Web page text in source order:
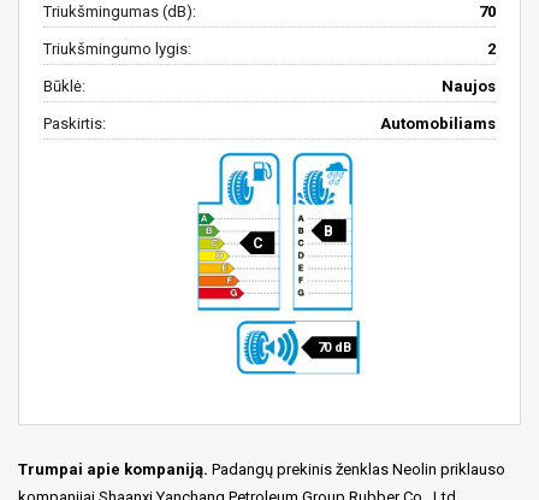
Triukšmingumas (dB): 70
Triukšmingumo lygis: 2
Būklė: Naujos
Paskirtis: Automobiliams
C
B
70 dB
Trumpai apie kompaniją. Padangų prekinis ženklas Neolin priklauso